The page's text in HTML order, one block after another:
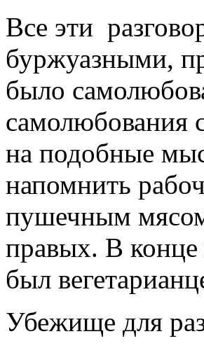
Все эти
буржуазными,
было
самолюбования
на подобные
напомнить
пушечным
правых. В
был
Убежище для